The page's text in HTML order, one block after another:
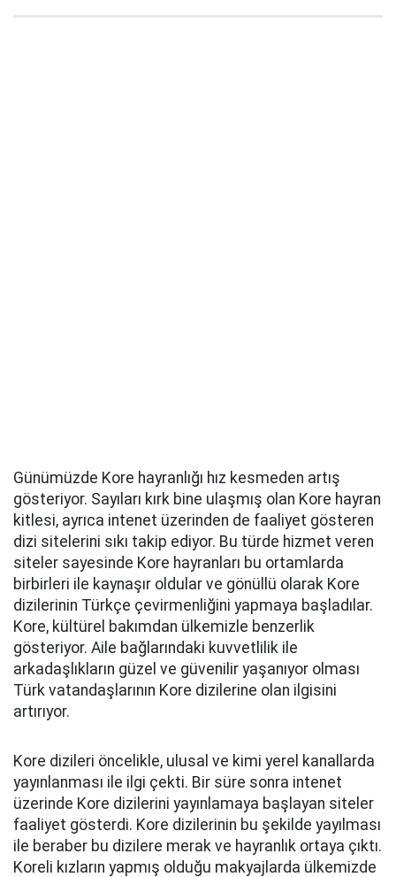
Günümüzde Kore hayranlığı hız kesmeden artış
gösteriyor. Sayıları kırk bine ulaşmış olan Kore hayran
kitlesi, ayrıca intenet üzerinden de faaliyet gösteren
dizi sitelerini sıkı takip ediyor. Bu türde hizmet veren
siteler sayesinde Kore hayranları bu ortamlarda
birbirleri ile kaynaşır oldular ve gönüllü olarak Kore
dizilerinin Türkçe çevirmenliğini yapmaya başladılar.
Kore, kültürel bakımdan ülkemizle benzerlik
gösteriyor. Aile bağlarındaki kuvvetlilik ile
arkadaşlıkların güzel ve güvenilir yaşanıyor olması
Türk vatandaşlarının Kore dizilerine olan ilgisini
artırıyor.
Kore dizileri öncelikle, ulusal ve kimi yerel kanallarda
yayınlanması ile ilgi çekti. Bir süre sonra intenet
üzerinde Kore dizilerini yayınlamaya başlayan siteler
faaliyet gösterdi. Kore dizilerinin bu şekilde yayılması
ile beraber bu dizilere merak ve hayranlık ortaya çıktı.
Koreli kızların yapmış olduğu makyajlarda ülkemizde